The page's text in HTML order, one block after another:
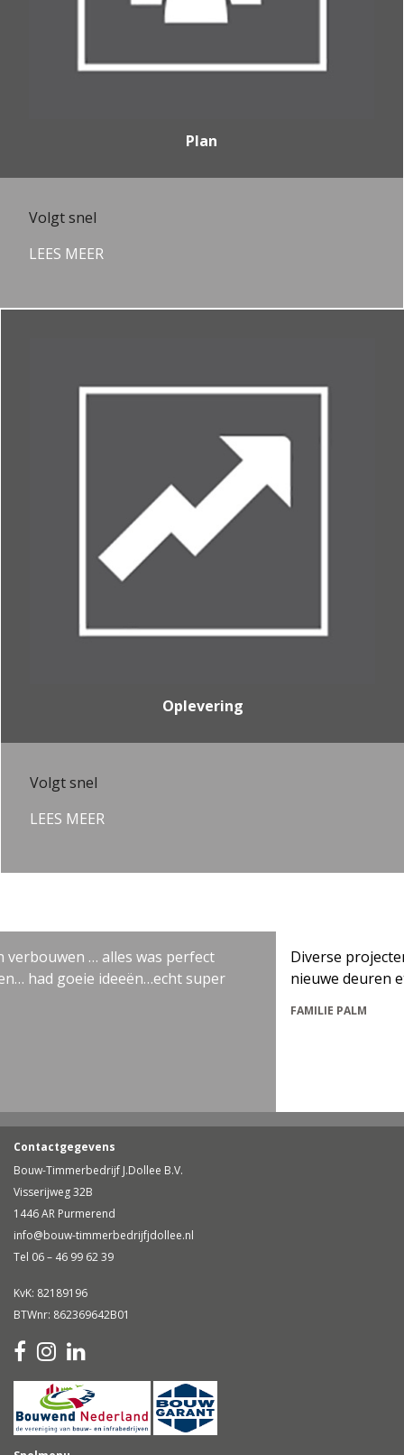
Plan
Volgt snel
LEES MEER
Oplevering
Volgt snel
LEES MEER
… alles was perfect
goeie ideeën…echt super
Diverse projecten in
nieuwe deuren etc.
FAMILIE PALM
Contactgegevens
Bouw-Timmerbedrijf J.Dollee B.V.
Visserijweg 32B
1446 AR Purmerend
info@bouw-timmerbedrijfjdollee.nl
Tel 06 – 46 99 62 39
KvK: 82189196
BTWnr: 862369642B01